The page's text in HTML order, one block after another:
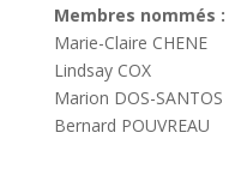
Membres nommés :
Marie-Claire CHENE
Lindsay COX
Marion DOS-SANTOS
Bernard POUVREAU